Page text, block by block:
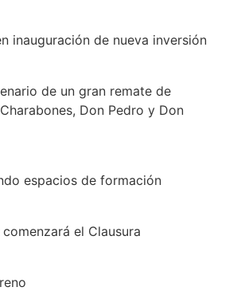
inauguración de nueva inversión
de un gran remate de
Don Pedro y Don
espacios de formación
el Clausura